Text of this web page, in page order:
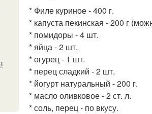
Пикантный салат
* Филе куриное - 400 г.
* капуста пекинская - 200 г
* помидоры - 4 шт.
* яйца - 2 шт.
* огурец - 1 шт.
* перец сладкий - 2 шт.
* йогурт натуральный - 200 г.
* масло оливковое - 2 ст. л.
* соль, перец - по вкусу.